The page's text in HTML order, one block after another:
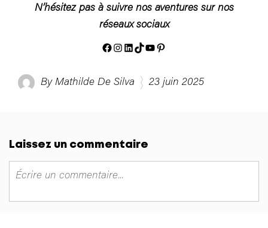
N’hésitez pas à suivre nos aventures sur nos
réseaux sociaux
By Mathilde De Silva 23 juin 2025
Laissez un commentaire